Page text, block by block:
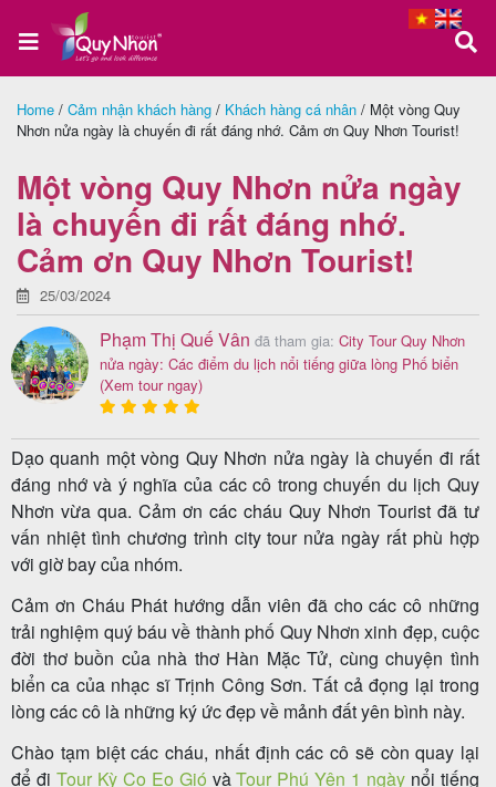
Trang
Tour
Quy
Nhơn
Phú
Yên
trong
nước
Combo
Home / Cảm nhận khách hàng / Khách hàng cá nhân / Một vòng Quy
Nhơn nửa ngày là chuyến đi rất đáng nhớ. Cảm ơn Quy Nhơn Tourist!
Một vòng Quy Nhơn nửa ngày
là chuyến đi rất đáng nhớ.
Cảm ơn Quy Nhơn Tourist!
25/03/2024
Phạm Thị Quế Vân đã tham gia: City Tour Quy Nhơn
nửa ngày: Các điểm du lịch nổi tiếng giữa lòng Phố biển
(Xem tour ngay)
Dạo quanh một vòng Quy Nhơn nửa ngày là chuyến đi rất
đáng nhớ và ý nghĩa của các cô trong chuyến du lịch Quy
Nhơn vừa qua. Cảm ơn các cháu Quy Nhơn Tourist đã tư
vấn nhiệt tình chương trình city tour nửa ngày rất phù hợp
với giờ bay của nhóm.
Cảm ơn Cháu Phát hướng dẫn viên đã cho các cô những
trải nghiệm quý báu về thành phố Quy Nhơn xinh đẹp, cuộc
đời thơ buồn của nhà thơ Hàn Mặc Tử, cùng chuyện tình
biển ca của nhạc sĩ Trịnh Công Sơn. Tất cả đọng lại trong
lòng các cô là những ký ức đẹp về mảnh đất yên bình này.
Chào tạm biệt các cháu, nhất định các cô sẽ còn quay lại
để đi Tour Kỳ Co Eo Gió vàTour Phú Yên 1 ngày nổi tiếng